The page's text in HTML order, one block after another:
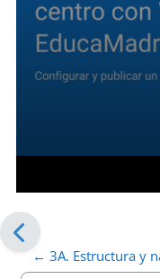
← 3A. Estructura y